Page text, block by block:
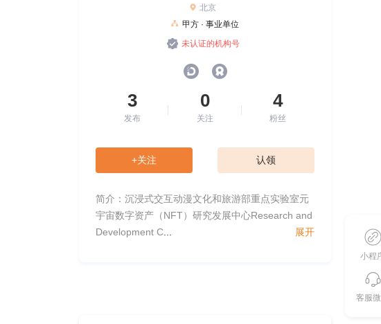
北京
甲方 · 事业单位
未认证的机构号
3
发布
0
关注
4
粉丝
+关注 认领
简介：沉浸式交互动漫文化和旅游部重点实验室元
宇宙数字资产（NFT）研究发展中心Research and
Development C
展开
小程
客服